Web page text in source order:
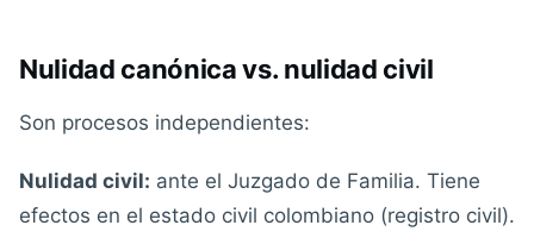
Nulidad canónica vs. nulidad civil
Son procesos independientes:
Nulidad civil: ante el Juzgado de Familia. Tiene
efectos en el estado civil colombiano (registro civil).